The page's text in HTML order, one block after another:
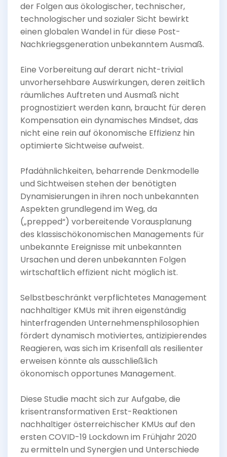
der Folgen aus ökologischer, technischer,
technologischer und sozialer Sicht bewirkt
einen globalen Wandel in für diese Post-
Nachkriegsgeneration unbekanntem Ausmaß.
Eine Vorbereitung auf derart nicht-trivial
unvorhersehbare Auswirkungen, deren zeitlich
räumliches Auftreten und Ausmaß nicht
prognostiziert werden kann, braucht für deren
Kompensation ein dynamisches Mindset, das
nicht eine rein auf ökonomische Effizienz hin
optimierte Sichtweise aufweist.
Pfadähnlichkeiten, beharrende Denkmodelle
und Sichtweisen stehen der benötigten
Dynamisierungen in ihren noch unbekannten
Aspekten grundlegend im Weg, da
(„prepped“) vorbereitende Vorausplanung
des klassischökonomischen Managements für
unbekannte Ereignisse mit unbekannten
Ursachen und deren unbekannten Folgen
wirtschaftlich effizient nicht möglich ist.
Selbstbeschränkt verpflichtetes Management
nachhaltiger KMUs mit ihren eigenständig
hinterfragenden Unternehmensphilosophien
fördert dynamisch motiviertes, antizipierendes
Reagieren, was sich im Krisenfall als resilienter
erweisen könnte als ausschließlich
ökonomisch opportunes Management.
Diese Studie macht sich zur Aufgabe, die
krisentransformativen Erst-Reaktionen
nachhaltiger österreichischer KMUs auf den
ersten COVID-19 Lockdown im Frühjahr 2020
zu ermitteln und Synergien und Unterschiede